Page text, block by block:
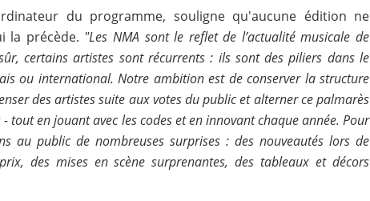
du programme, souligne qu'aucune édition ne
la précède. "Les NMA sont le reflet de l’actualité musicale de
certains artistes sont récurrents : ils sont des piliers dans le
ou international. Notre ambition est de conserver la structure
des artistes suite aux votes du public et alterner ce palmarès
tout en jouant avec les codes et en innovant chaque année. Pour
au public de nombreuses surprises : des nouveautés lors de
des mises en scène surprenantes, des tableaux et décors